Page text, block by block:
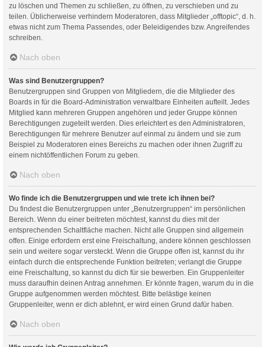
zu löschen und Themen zu schließen, zu öffnen, zu verschieben und zu
teilen. Üblicherweise verhindern Moderatoren, dass Mitglieder „offtopic“, d. h.
etwas nicht zum Thema Passendes, oder Beleidigendes bzw. Angreifendes
schreiben.
Nach oben
Was sind Benutzergruppen?
Benutzergruppen sind Gruppen von Mitgliedern, die die Mitglieder des
Boards in für die Board-Administration verwaltbare Einheiten aufteilt. Jedes
Mitglied kann mehreren Gruppen angehören und jeder Gruppe können
Berechtigungen zugeteilt werden. Dies erleichtert es den Administratoren,
Berechtigungen für mehrere Benutzer auf einmal zu ändern und sie zum
Beispiel zu Moderatoren eines Bereichs zu machen oder ihnen Zugriff zu
einem nichtöffentlichen Forum zu geben.
Nach oben
Wo finde ich die Benutzergruppen und wie trete ich ihnen bei?
Du findest die Benutzergruppen unter „Benutzergruppen“ im persönlichen
Bereich. Wenn du einer beitreten möchtest, kannst du dies mit der
entsprechenden Schaltfläche machen. Nicht alle Gruppen sind allgemein
offen. Einige erfordern erst eine Freischaltung, andere können geschlossen
sein und weitere sogar versteckt. Wenn die Gruppe offen ist, kannst du ihr
einfach durch die entsprechende Funktion beitreten; verlangt die Gruppe
eine Freischaltung, so kannst du dich für sie bewerben. Ein Gruppenleiter
muss daraufhin deinen Antrag annehmen. Er könnte fragen, warum du in die
Gruppe aufgenommen werden möchtest. Bitte belästige keinen
Gruppenleiter, wenn er dich ablehnt, er wird einen Grund dafür haben.
Nach oben